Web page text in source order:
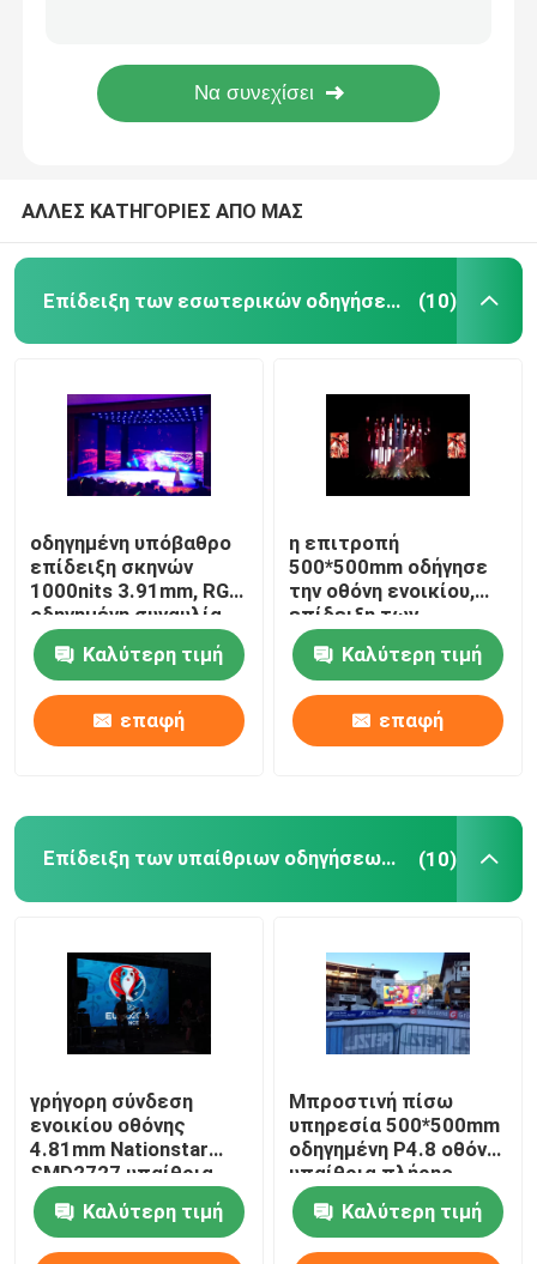
Σταθερή οδηγημένη επίδειξη
Επίδειξη των μικρών οδηγήσεων πισσών
Διαφανής οδηγημένη επίδειξη
Επίδειξη αφισών οδηγήσεων
Επίδειξη των κινητών οδηγήσεων φορτηγών
Επίδειξη των δημιουργικών οδηγήσεων
οδηγημένη στάδιο επίδειξη
ΑΛΛΕΣ ΚΑΤΗΓΟΡΙΕΣ ΑΠΟ ΜΑΣ
Επίδειξη των εσωτερικών οδηγήσεων ενοικίου (10)
οδηγημένη υπόβαθρο
επίδειξη σκηνών
1000nits 3.91mm, RGB
οδηγημένη συναυλία
οθόνη 3in1
Καλύτερη τιμή
επαφή
η επιτροπή
500*500mm οδήγησε
την οθόνη ενοικίου,
επίδειξη των
εσωτερικών σταθερή
οδηγήσεων 2.6mm
1920HZ
Καλύτερη τιμή
επαφή
Επίδειξη των υπαίθριων οδηγήσεων ενοικίου (10)
γρήγορη σύνδεση
ενοικίου οθόνης
4.81mm Nationstar
SMD2727 υπαίθρια
τηλεοπτική
Καλύτερη τιμή
Μπροστινή πίσω
υπηρεσία 500*500mm
οδηγημένη P4.8 οθόνη,
υπαίθρια πλήρης
οδηγημένη χρώμα
οθόνη IP65Καλύτερη τιμή